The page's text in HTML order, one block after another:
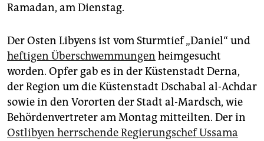
Ramadan, am Dienstag.
Der Osten Libyens ist vom Sturmtief „Daniel“ und
heftigen Überschwemmungen heimgesucht
worden. Opfer gab es in der Küstenstadt Derna,
der Region um die Küstenstadt Dschabal al-Achdar
sowie in den Vororten der Stadt al-Mardsch, wie
Behördenvertreter am Montag mitteilten. Der in
Ostlibyen herrschende Regierungschef Ussama